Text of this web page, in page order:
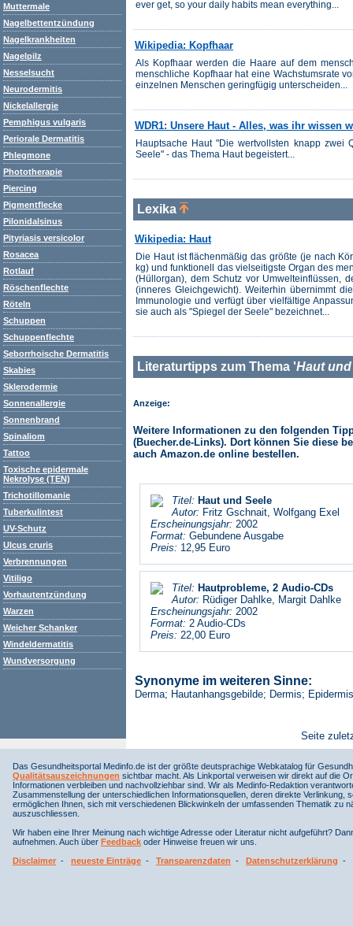
ever get, so your daily habits mean everything...
Wikipedia: Kopfhaar
Als Kopfhaar werden die Haare auf dem
menschliche Kopfhaar hat eine Wachstumsrate
einzelnen Menschen geringfügig unterscheiden...
WDR1: Unsere Haut - Alles, was ihr wissen
Hauptsache Haut "Die wertvollsten knapp zwei
Seele" - das Thema Haut begeistert...
Lexika
Wikipedia: Haut
Die Haut ist flächenmäßig das größte (je nach
kg) und funktionell das vielseitigste Organ des
(Hüllorgan), dem Schutz vor Umwelteinflüssen,
(inneres Gleichgewicht). Weiterhin übernimmt
Immunologie und verfügt über vielfältige
sie auch als "Spiegel der Seele" bezeichnet...
Literaturtipps zum Thema 'Haut
Anzeige:
Weitere Informationen zu den folgenden
(Buecher.de-Links). Dort können Sie diese
auch Amazon.de online bestellen.
Titel: Haut und Seele
Autor: Fritz Gschnait, Wolfgang Exel
Erscheinungsjahr: 2002
Format: Gebundene Ausgabe
Preis: 12,95 Euro
Titel: Hautprobleme, 2 Audio-CDs
Autor: Rüdiger Dahlke, Margit Dahlke
Erscheinungsjahr: 2002
Format: 2 Audio-CDs
Preis: 22,00 Euro
Synonyme im weiteren Sinne:
Derma; Hautanhangsgebilde; Dermis;
Seite
Muttermale
Nagelbettentzündung
Nagelkrankheiten
Nagelpilz
Nesselsucht
Neurodermitis
Nickelallergie
Pemphigus vulgaris
Periorale Dermatitis
Phlegmone
Phototherapie
Piercing
Pigmentflecke
Pilonidalsinus
Pityriasis versicolor
Rosacea
Rotlauf
Röschenflechte
Röteln
Schuppen
Schuppenflechte
Seborrhoische Dermatitis
Skabies
Sklerodermie
Sonnenallergie
Sonnenbrand
Spinaliom
Tattoo
Toxische epidermale
Nekrolyse (TEN)
Trichotillomanie
Tuberkulintest
UV-Schutz
Ulcus cruris
Verbrennungen
Vitiligo
Vorhautentzündung
Warzen
Weicher Schanker
Windeldermatitis
Wundversorgung
Das Gesundheitsportal Medinfo.de ist der größte deutsprachige Webkatalog für
Qualitätsauszeichnungen sichtbar macht. Als Linkportal verweisen wir direkt auf die
Informationen verbleiben und nachvollziehbar sind. Wir als Medinfo-Redaktion
Zusammenstellung der unterschiedlichen Informationsquellen, deren direkte
ermöglichen Ihnen, sich mit verschiedenen Blickwinkeln der umfassenden Thematik
auszuschliessen.
Wir haben eine Ihrer Meinung nach wichtige Adresse oder Literatur nicht aufgeführt?
aufnehmen. Auch über Feedback oder Hinweise freuen wir uns.
Disclaimer - neueste Einträge - Transparenzdaten - Datenschutzerklärung -